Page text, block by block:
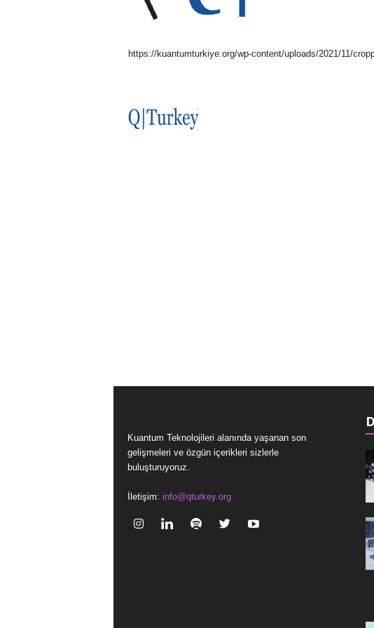
https://kuantumturkiye.org/wp-content/uploads/2021/11/
Kuantum Teknolojileri alanında yaşanan son
gelişmeleri ve özgün içerikleri sizlerle
buluşturuyoruz.
İletişim: info@qturkey.org